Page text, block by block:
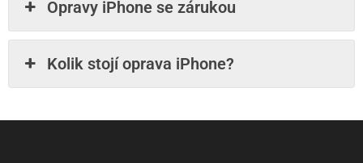
Opravy iPhone se zárukou
Kolik stojí oprava iPhone?